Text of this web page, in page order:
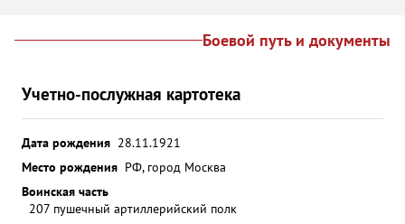
Боевой путь и документы
Учетно-послужная картотека
Дата рождения 28.11.1921
Место рождения РФ, город Москва
Воинская часть
207 пушечный артиллерийский полк